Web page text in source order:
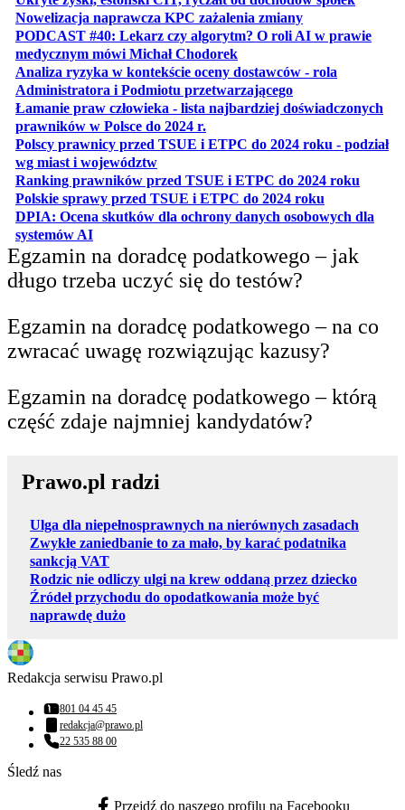
Nowelizacja naprawcza KPC zażalenia zmianyotwiera się w
PODCAST #40: Lekarz czy algorytm? O roli AI w prawie
medycznym mówi Michał Chodorekotwiera się w nowej karcie
Analiza ryzyka w kontekście oceny dostawców - rola
Administratora i Podmiotu przetwarzającegootwiera się w
Łamanie praw człowieka - lista najbardziej doświadczonych
prawników w Polsce do 2024 r.
Polscy prawnicy przed TSUE i ETPC do 2024 roku - podział
wg miast i województwotwiera się w nowej karcie
Ranking prawników przed TSUE i ETPC do 2024 roku
Polskie sprawy przed TSUE i ETPC do 2024 roku
DPIA: Ocena skutków dla ochrony danych osobowych dla
systemów AIotwiera się w nowej karcie
Egzamin na doradcę podatkowego – jak
długo trzeba uczyć się do testów?
Egzamin na doradcę podatkowego – na co
zwracać uwagę rozwiązując kazusy?
Egzamin na doradcę podatkowego – którą
część zdaje najmniej kandydatów?
Prawo.pl radzi
Ulga dla niepełnosprawnych na nierównych zasadach
Zwykłe zaniedbanie to za mało, by karać podatnika
sankcją VAT
Rodzic nie odliczy ulgi na krew oddaną przez dziecko
Źródeł przychodu do opodatkowania może być
naprawdę dużo
Redakcja serwisu Prawo.pl
Numer telefonu:
801 04 45 45
Adres email:
redakcja@prawo.pl
Numer telefonu:
22 535 88 00
Śledź nas
Przejdź do naszego profilu na Facebooku